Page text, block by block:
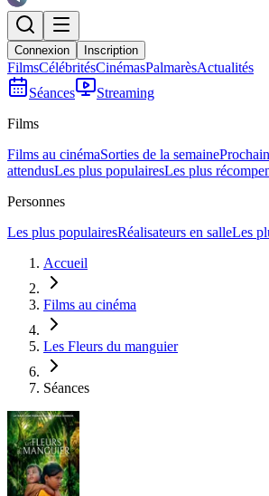
Connexion Inscription
FilmsCélébritésCinémasPalmarèsActualités
Séances
Streaming
Films
Films au cinémaSorties de la semaine
attendusLes plus populairesLes plus
Personnes
Les plus populairesRéalisateurs en salleLes
Accueil
Films au cinéma
Les Fleurs du manguier
Séances